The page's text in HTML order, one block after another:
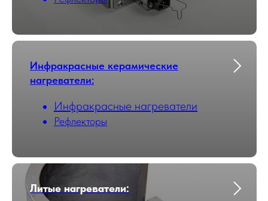
Инфракрасные керамические
нагреватели:
Инфракрасные нагреватели
Рефлекторы
Литые нагреватели: